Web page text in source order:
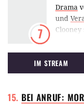
7
Drama
und
seines
IM STREAM
BEI ANRUF: